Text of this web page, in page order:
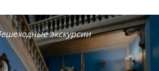
экскурсии